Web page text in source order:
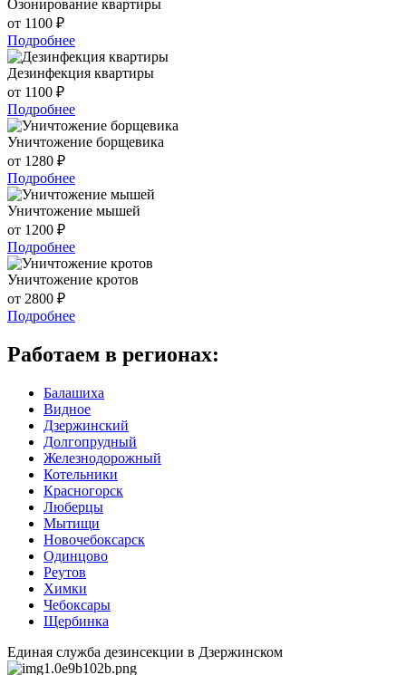
Озонирование квартиры
от 1100 ₽
Подробнее
Дезинфекция квартиры
от 1100 ₽
Подробнее
Уничтожение борщевика
от 1280 ₽
Подробнее
Уничтожение мышей
от 1200 ₽
Подробнее
Уничтожение кротов
от 2800 ₽
Подробнее
Работаем в регионах:
Балашиха
Видное
Дзержинский
Долгопрудный
Железнодорожный
Котельники
Красногорск
Люберцы
Мытищи
Новочебоксарск
Одинцово
Реутов
Химки
Чебоксары
Щербинка
Единая служба дезинсекции в Дзержинском